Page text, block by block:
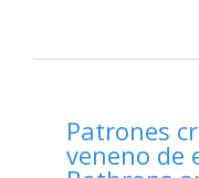
Patrones
veneno de